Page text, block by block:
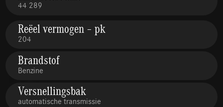
44 289
Reëel vermogen – pk
204
Brandstof
Benzine
Versnellingsbak
automatische transmissie